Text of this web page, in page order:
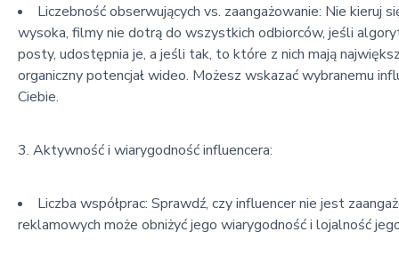
Liczebność obserwujących vs. zaangażowanie: Nie
wysoka, filmy nie dotrą do wszystkich odbiorców, jeśli
posty, udostępnia je, a jeśli tak, to które z nich mają
organiczny potencjał wideo. Możesz wskazać wybranemu
Ciebie.
3. Aktywność i wiarygodność influencera:
Liczba współprac: Sprawdź, czy influencer nie jest
reklamowych może obniżyć jego wiarygodność i lojalność